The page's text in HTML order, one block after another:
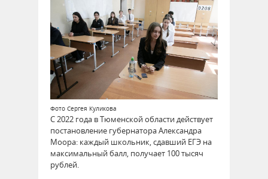
Фото Сергея Куликова
С 2022 года в Тюменской области действует
постановление губернатора Александра
Моора: каждый школьник, сдавший ЕГЭ на
максимальный балл, получает 100 тысяч
рублей.